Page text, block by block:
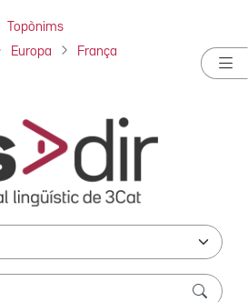
Topònims
Europa França